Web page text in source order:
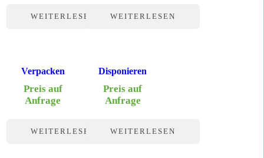
WEITERLESEN WEITERLESEN
Verpacken
Preis auf
Anfrage
WEITERLESEN
Disponieren
Preis auf
Anfrage
WEITERLESEN